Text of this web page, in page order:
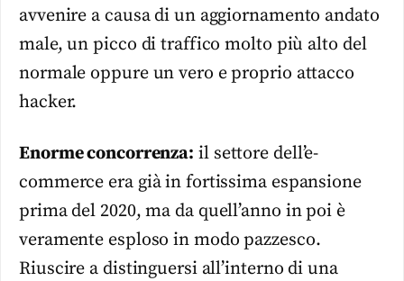
avvenire a causa di un aggiornamento andato
male, un picco di traffico molto più alto del
normale oppure un vero e proprio attacco
hacker.
Enorme concorrenza: il settore dell’e-
commerce era già in fortissima espansione
prima del 2020, ma da quell’anno in poi è
veramente esploso in modo pazzesco.
Riuscire a distinguersi all’interno di una